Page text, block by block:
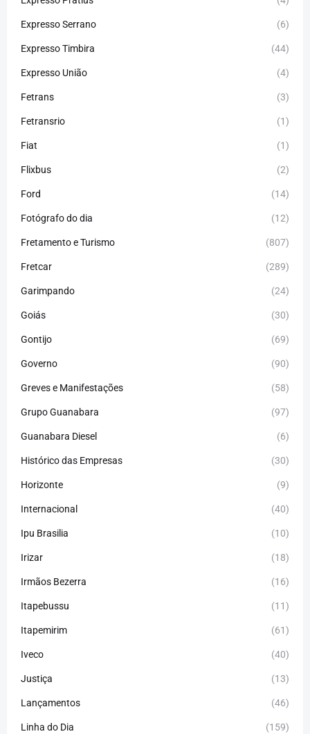
Expresso Serrano (6)
Expresso Timbira (44)
Expresso União (4)
Fetrans (3)
Fetransrio (1)
Fiat (1)
Flixbus (2)
Ford (14)
Fotógrafo do dia (12)
Fretamento e Turismo (807)
Fretcar (289)
Garimpando (24)
Goiás (30)
Gontijo (69)
Governo (90)
Greves e Manifestações (58)
Grupo Guanabara (97)
Guanabara Diesel (6)
Histórico das Empresas (30)
Horizonte (9)
Internacional (40)
Ipu Brasilia (10)
Irizar (18)
Irmãos Bezerra (16)
Itapebussu (11)
Itapemirim (61)
Iveco (40)
Justiça (13)
Lançamentos (46)
Linha do Dia (159)